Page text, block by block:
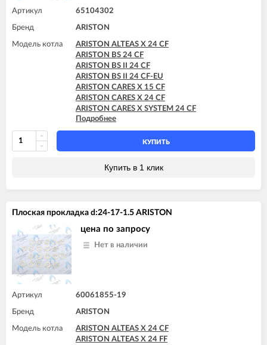
Артикул 65104302
Бренд ARISTON
Модель котла
ARISTON ALTEAS X 24 CF
ARISTON BS 24 CF
ARISTON BS II 24 CF
ARISTON BS II 24 CF-EU
ARISTON CARES X 15 CF
ARISTON CARES X 24 CF
ARISTON CARES X SYSTEM 24 CF
ARISTON CLAS 24 CF
ARISTON CLAS 24 FF
ARISTON CLAS B 24 CF
ARISTON CLAS EVO 24 CF
ARISTON CLAS EVO SYSTEM 24 CF
ARISTON EGIS PLUS 24 CF
ARISTON EGIS PLUS 24 CF-EU
ARISTON GENUS 24 FF
ARISTON HS X 24 CF
ARISTON MATIS 24 CF-EU
Подробнее
КУПИТЬ
Купить в 1 клик
Плоская прокладка d:24-17-1.5 ARISTON
цена по запросу
Нет в наличии
Артикул 60061855-19
Бренд ARISTON
Модель котла
ARISTON ALTEAS X 24 CF
ARISTON ALTEAS X 24 FF